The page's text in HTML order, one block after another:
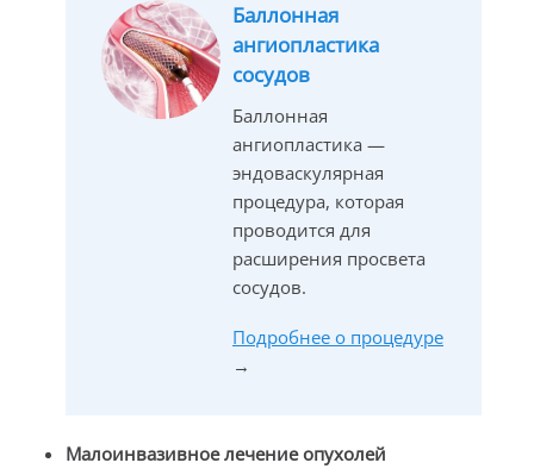
Баллонная
ангиопластика
сосудов
Баллонная
ангиопластика —
эндоваскулярная
процедура, которая
проводится для
расширения просвета
сосудов.
Подробнее о процедуре
→
Малоинвазивное лечение опухолей